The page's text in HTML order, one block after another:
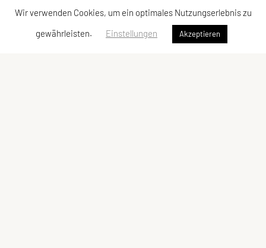
Wir verwenden Cookies, um ein optimales Nutzungserlebnis zu
gewährleisten.
Einstellungen Akzeptieren